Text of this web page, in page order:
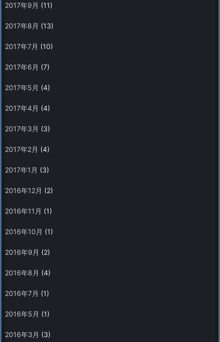
2017年9月 (11)
2017年8月 (13)
2017年7月 (10)
2017年6月 (7)
2017年5月 (4)
2017年4月 (4)
2017年3月 (3)
2017年2月 (4)
2017年1月 (3)
2016年12月 (2)
2016年11月 (1)
2016年10月 (1)
2016年9月 (2)
2016年8月 (4)
2016年7月 (1)
2016年5月 (1)
2016年3月 (3)